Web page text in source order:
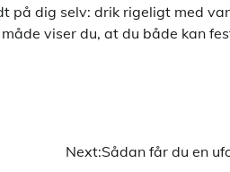
på dig selv: drik rigeligt med
viser du, at du både kan
Next:Sådan får du en